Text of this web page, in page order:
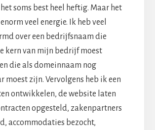
het soms best heel heftig. Maar het
veel energie. Ik heb veel
over een bedrijfsnaam die
kern van mijn bedrijf moest
die als domeinnaam nog
moest zijn. Vervolgens heb ik een
ontwikkelen, de website laten
opgesteld, zakenpartners
accommodaties bezocht,